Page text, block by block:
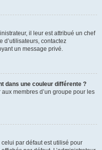
il leur est attribué un chef
d’utilisateurs, contactez
un message privé.
dans une couleur différente ?
membres d’un groupe pour les
par défaut est utilisé pour